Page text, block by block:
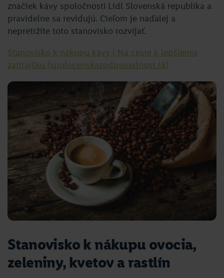
značiek kávy spoločnosti Lidl Slovenská republika a
pravidelne sa revidujú. Cieľom je naďalej a
nepretržite toto stanovisko rozvíjať.
Stanovisko k nákupu kávy | Na ceste k lepšiemu
zajtrajšku (spolocenskazodpovednost.sk)
Stanovisko k nákupu ovocia,
zeleniny, kvetov a rastlín